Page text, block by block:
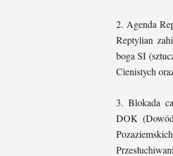
2. Agenda
Reptylian
boga SI
Cienistych
3. Blokada
DOK